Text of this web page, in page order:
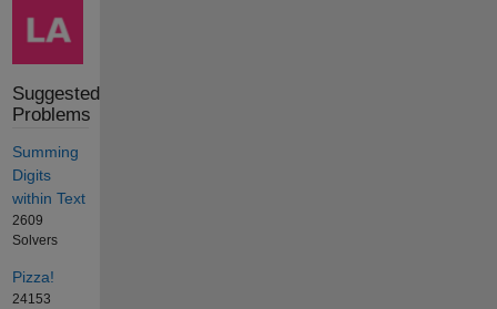
Suggested
Problems
Summing
Digits
within Text
2609
Solvers
Pizza!
24153